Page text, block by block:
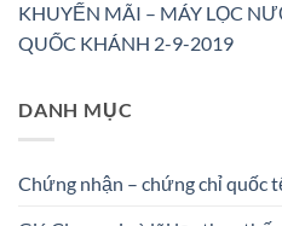
KHUYẾN MÃI – MÁY LỌC
QUỐC KHÁNH 2-9-2019
DANH MỤC
Chứng nhận – chứng chỉ quốc